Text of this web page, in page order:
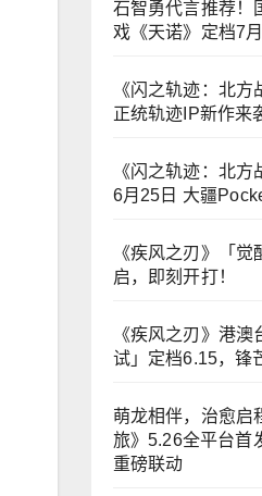
石智勇代言推荐！
戏《天诺》定档7
《闪之轨迹：北方
正统轨迹IP新作来
《闪之轨迹：北
6月25日 大疆
《疾风之刃》「
启，即刻开打！
《疾风之刃》港澳
试」定档6.15，锋
萌龙相伴，治愈启
旅》5.26全平台首
重磅联动